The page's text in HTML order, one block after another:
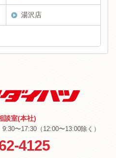
湯沢店
談室(本社)
〜17:30（12:00〜13:00除く）
4125